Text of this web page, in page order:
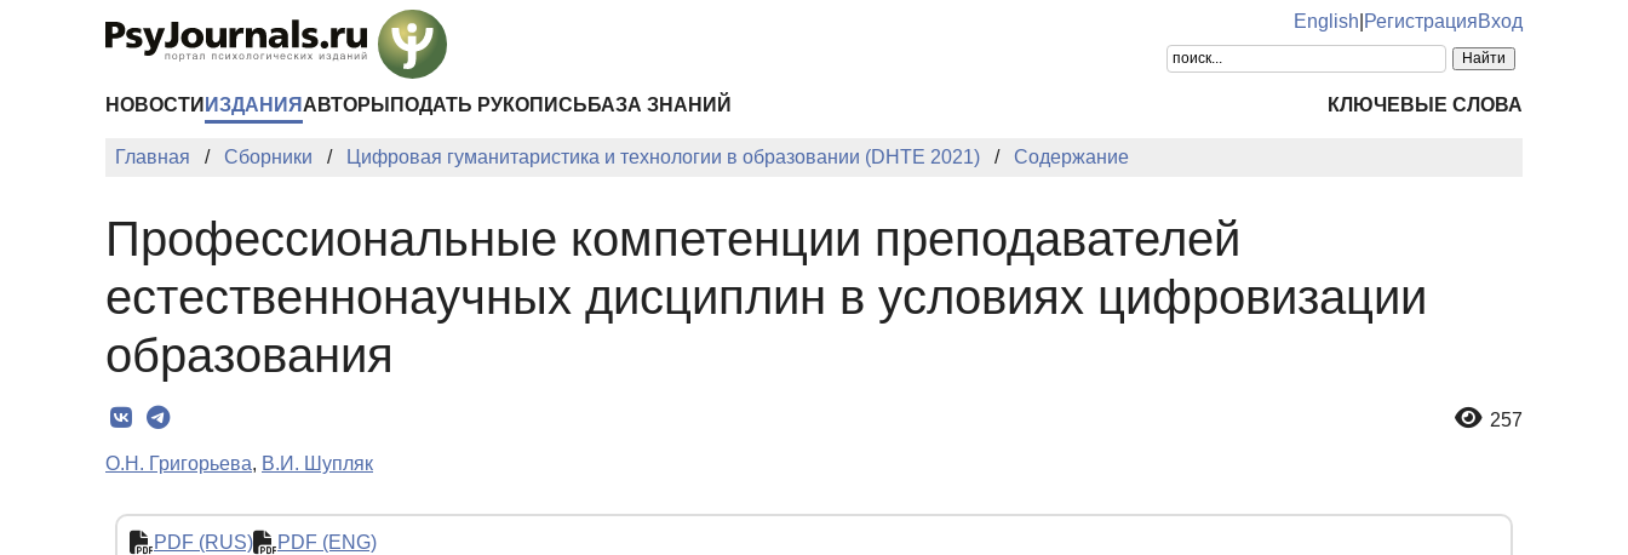
English РегистрацияВход
НОВОСТИ ИЗДАНИЯ АВТОРЫ ПОДАТЬ РУКОПИСЬ БАЗА ЗНАНИЙ КЛЮЧЕВЫЕ СЛОВА
Главная Сборники Цифровая гуманитаристика и технологии в образовании (DHTE 2021) Содержание
Профессиональные компетенции преподавателей
естественнонаучных дисциплин в условиях цифровизации
образования
257
О.Н. Григорьева, В.И. Шупляк
PDF (RUS) PDF (ENG)